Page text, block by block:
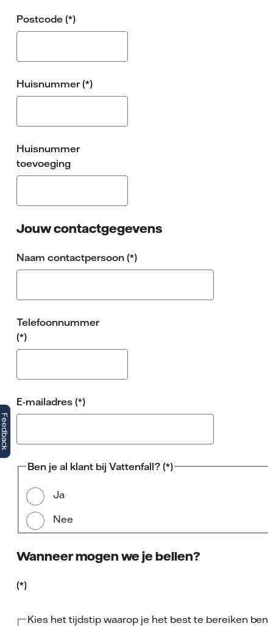
Postcode
Huisnummer
Huisnummer
toevoeging
Jouw contactgegevens
Naam contactpersoon
Telefoonnummer
E-mailadres
Ben je al klant bij Vattenfall?
Ja
Nee
Wanneer mogen we je bellen?
Kies het tijdstip waarop je het best te bereiken bent
Feedback